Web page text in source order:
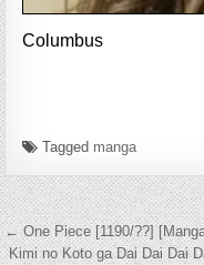
Columbus
Tagged manga
Navegación
← One Piece [1190/??]
Kimi no Koto ga Dai Dai Dai